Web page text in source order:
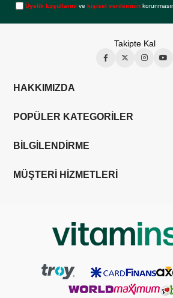
Üyelik koşullarını vekişisel verilerimin
Takipte Kal
HAKKIMIZDA
POPÜLER KATEGORİLER
BİLGİLENDİRME
MÜŞTERİ HİZMETLERİ